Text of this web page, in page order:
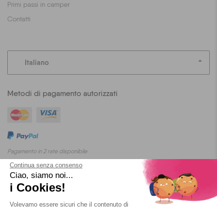
Primi passi in camper
Contatti
Italiano
Metodi di pagamento autorizzati
Pagamento in 2 rate disponibile
Cookies
Continua senza consenso
Ciao, siamo noi...
i Cookies!
Volevamo essere sicuri che il contenuto di